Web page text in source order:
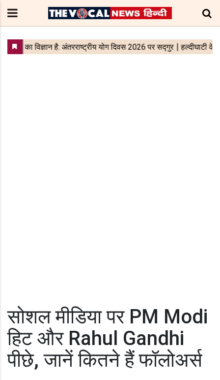
सोशल मीडिया पर PM Modi
हिट और Rahul Gandhi
पीछे, जानें कितने हैं फॉलोअर्स